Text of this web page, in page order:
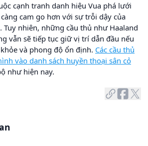
cạnh tranh danh hiệu Vua phá lưới
cam go hơn với sự trỗi dậy của
nhiên, những cầu thủ như Haaland
vẫn sẽ tiếp tục giữ vị trí dẫn đầu nếu
và phong độ ổn định. Các cầu thủ
vào danh sách huyền thoại sân cỏ
như hiện nay.